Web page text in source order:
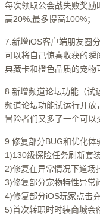
每次领取公会战失败奖励
高20%,最多提高100%；
7.新增iOS客户端朋友圈
可以将自己惊喜收获的瞬
典藏卡和橙色品质的宠物
8.新增频道论坛功能（试
频道论坛功能试运行开放
冒险者们又多了一个可以
9.修复部分BUG和优化体
1)130级探险任务刷新套
2)修复在异常情况下道场
3)修复部分宠物特性异常
4)修复部分iOS玩家点击
5)首次转职时时装商城会